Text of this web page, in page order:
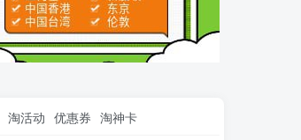
淘活动 优惠券 淘神卡